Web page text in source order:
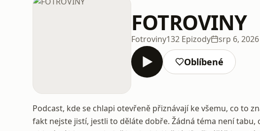
FOTROVINY
Fotroviny132 Epizody srp 6, 2026
Oblíbené
Podcast, kde se chlapi otevřeně přiznávají ke všemu, co to
fakt nejste jistí, jestli to děláte dobře. Žádná téma není